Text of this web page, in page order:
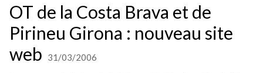
OT de la Costa Brava et de
Pirineu Girona : nouveau site
web
31/03/2006